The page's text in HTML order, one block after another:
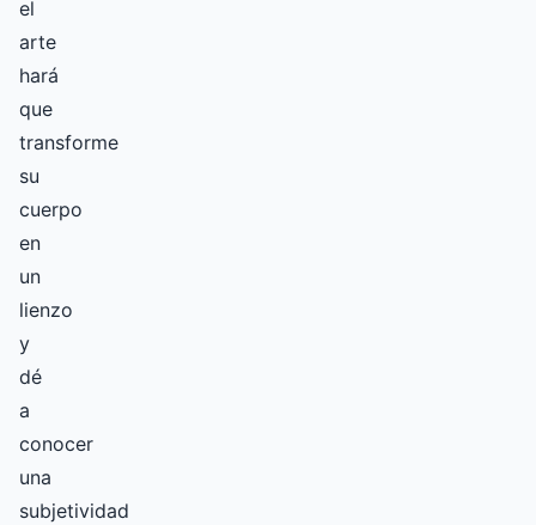
el
arte
hará
que
transforme
su
cuerpo
en
un
lienzo
y
dé
a
conocer
una
subjetividad